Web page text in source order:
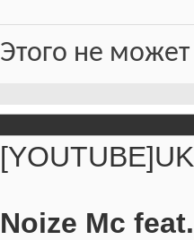
Этого не
Noize Mc